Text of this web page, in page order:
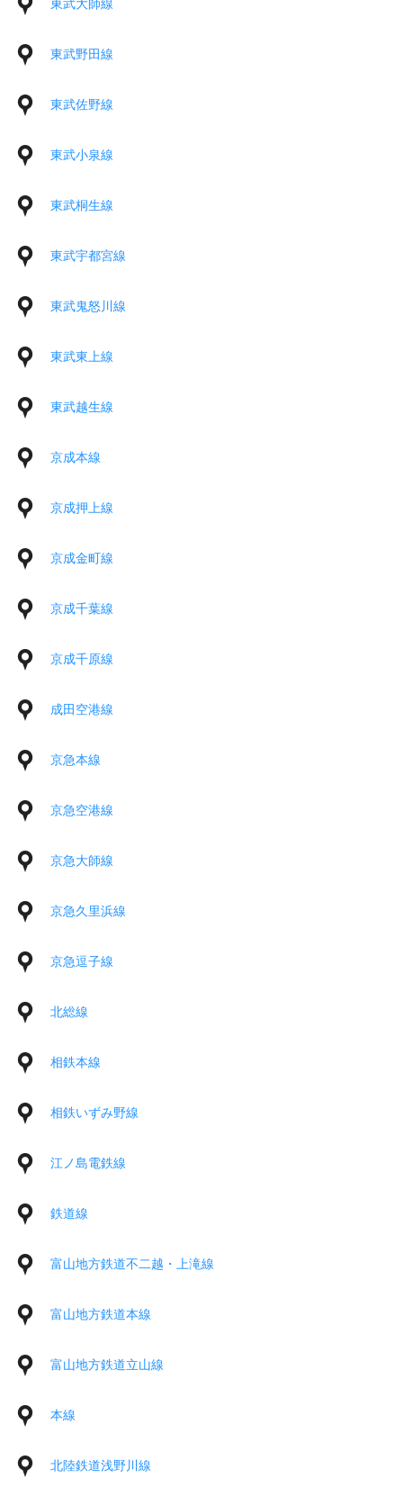
東武大師線
東武野田線
東武佐野線
東武小泉線
東武桐生線
東武宇都宮線
東武鬼怒川線
東武東上線
東武越生線
京成本線
京成押上線
京成金町線
京成千葉線
京成千原線
成田空港線
京急本線
京急空港線
京急大師線
京急久里浜線
京急逗子線
北総線
相鉄本線
相鉄いずみ野線
江ノ島電鉄線
鉄道線
富山地方鉄道不二越・上滝線
富山地方鉄道本線
富山地方鉄道立山線
本線
北陸鉄道浅野川線